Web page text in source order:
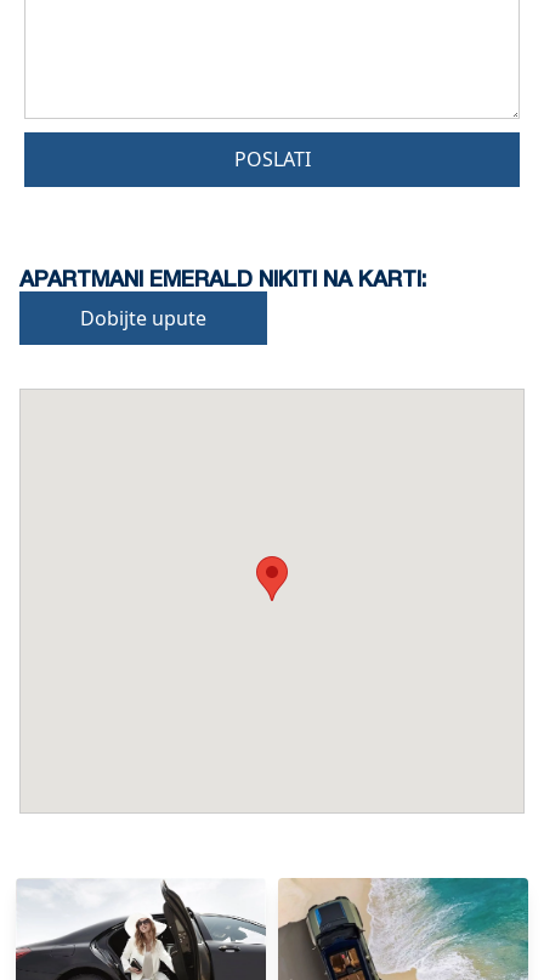
POSLATI
APARTMANI EMERALD NIKITI NA KARTI:
Dobijte upute